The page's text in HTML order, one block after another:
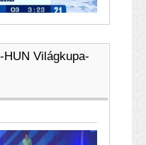
Világkupa-